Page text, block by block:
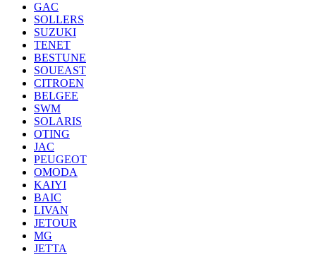
GAC
SOLLERS
SUZUKI
TENET
BESTUNE
SOUEAST
CITROEN
BELGEE
SWM
SOLARIS
OTING
JAC
PEUGEOT
OMODA
KAIYI
BAIC
LIVAN
JETOUR
MG
JETTA